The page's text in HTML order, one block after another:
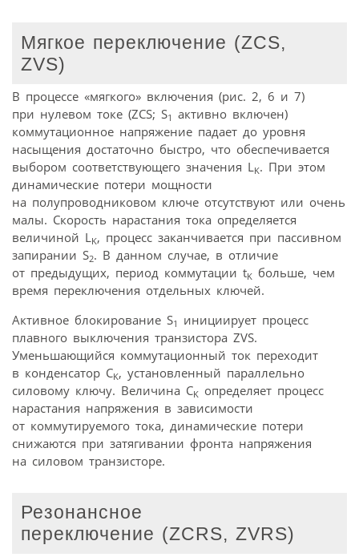
Мягкое переключение (ZCS,
ZVS)
В процессе «мягкого» включения (рис. 2, 6 и 7)
при нулевом токе (ZCS; S1 активно включен)
коммутационное напряжение падает до уровня
насыщения достаточно быстро, что обеспечивается
выбором соответствующего значения LK. При этом
динамические потери мощности
на полупроводниковом ключе отсутствуют или очень
малы. Скорость нарастания тока определяется
величиной LK, процесс заканчивается при пассивном
запирании S2. В данном случае, в отличие
от предыдущих, период коммутации tK больше, чем
время переключения отдельных ключей.
Активное блокирование S1
инициирует процесс
плавного выключения транзистора ZVS.
Уменьшающийся коммутационный ток переходит
в конденсатор CK, установленный параллельно
силовому ключу. Величина CK определяет процесс
нарастания напряжения в зависимости
от коммутируемого тока, динамические потери
снижаются при затягивании фронта напряжения
на силовом транзисторе.
Резонансное
переключение (ZCRS, ZVRS)